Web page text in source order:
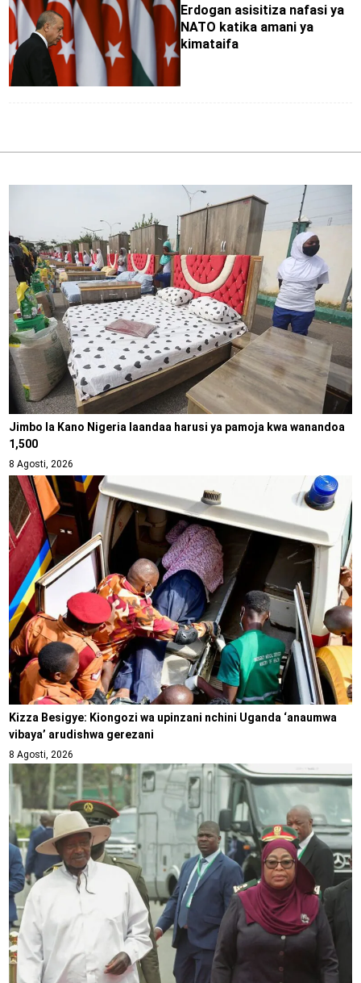
Erdogan asisitiza nafasi ya
NATO katika amani ya
kimataifa
Jimbo la Kano Nigeria laandaa harusi ya pamoja kwa wanandoa
1,500
8 Agosti, 2026
Kizza Besigye: Kiongozi wa upinzani nchini Uganda ‘anaumwa
vibaya’ arudishwa gerezani
8 Agosti, 2026